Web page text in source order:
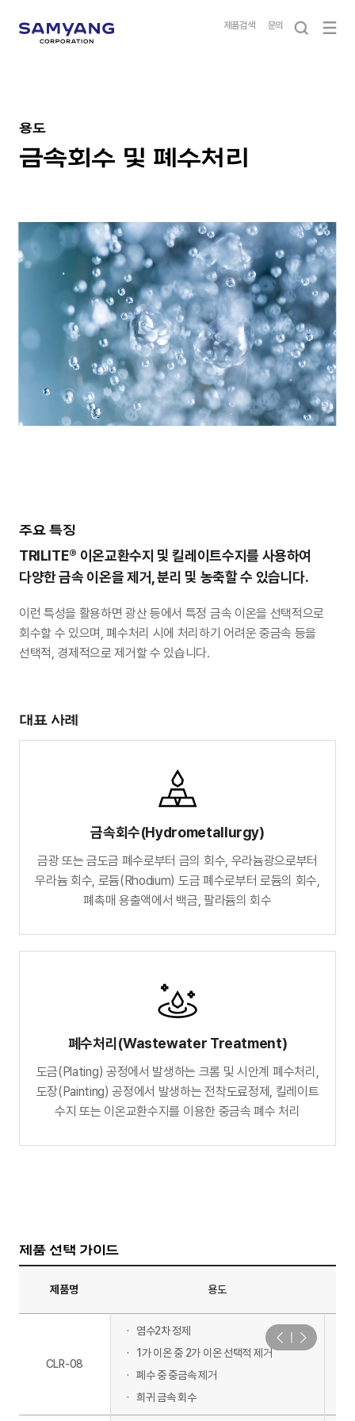
제품검색 문의
용도
금속회수 및 폐수처리
주요 특징
TRILITE® 이온교환수지 및 킬레이트수지를 사용하여
다양한 금속 이온을 제거, 분리 및 농축할 수 있습니다.
이런 특성을 활용하면 광산 등에서 특정 금속 이온을 선택적으로
회수할 수 있으며, 폐수처리 시에 처리하기 어려운 중금속 등을
선택적, 경제적으로 제거할 수 있습니다.
대표 사례
금속회수(Hydrometallurgy)
금광 또는 금도금 폐수로부터 금의 회수, 우라늄광으로부터
우라늄 회수, 로듐(Rhodium) 도금 폐수로부터 로듐의 회수,
폐촉매 용출액에서 백금, 팔라듐의 회수
폐수처리(Wastewater Treatment)
도금(Plating) 공정에서 발생하는 크롬 및 시안계 폐수처리,
도장(Painting) 공정에서 발생하는 전착도료정제, 킬레이트
수지 또는 이온교환수지를 이용한 중금속 폐수 처리
제품 선택 가이드
제품명 용도
CLR-08
염수2차 정제
1가 이온 중 2가 이온 선택적 제거
폐수 중 중금속 제거
희귀 금속 회수